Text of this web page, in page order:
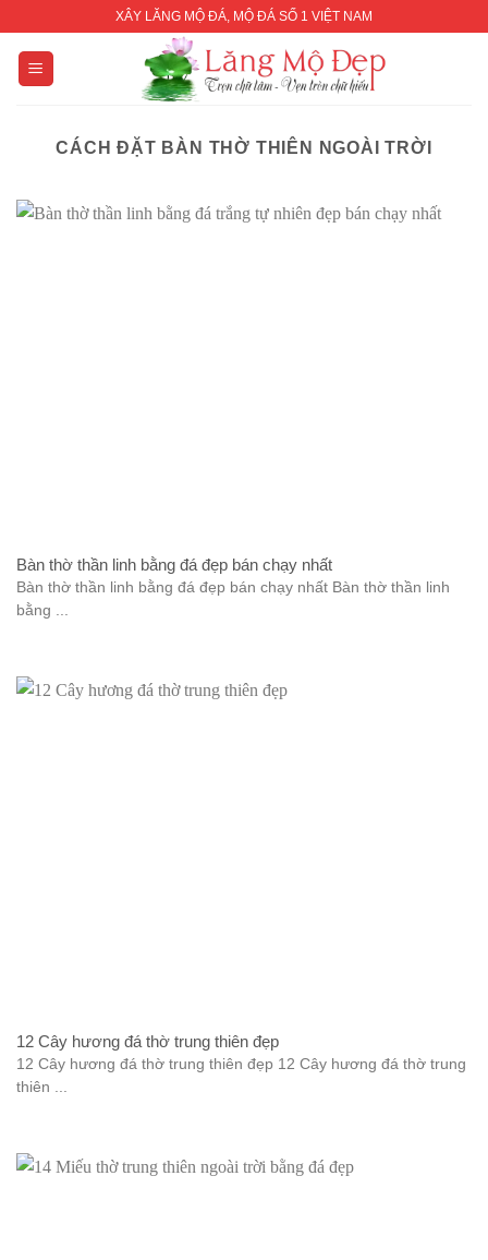
content
XÂY LĂNG MỘ ĐÁ, MỘ ĐÁ SỐ 1 VIỆT NAM
CÁCH ĐẶT BÀN THỜ THIÊN NGOÀI TRỜI
Bàn thờ thần linh bằng đá đẹp bán chạy nhất
Bàn thờ thần linh bằng đá đẹp bán chạy nhất Bàn thờ thần linh
bằng ...
12 Cây hương đá thờ trung thiên đẹp
12 Cây hương đá thờ trung thiên đẹp 12 Cây hương đá thờ trung
thiên ...